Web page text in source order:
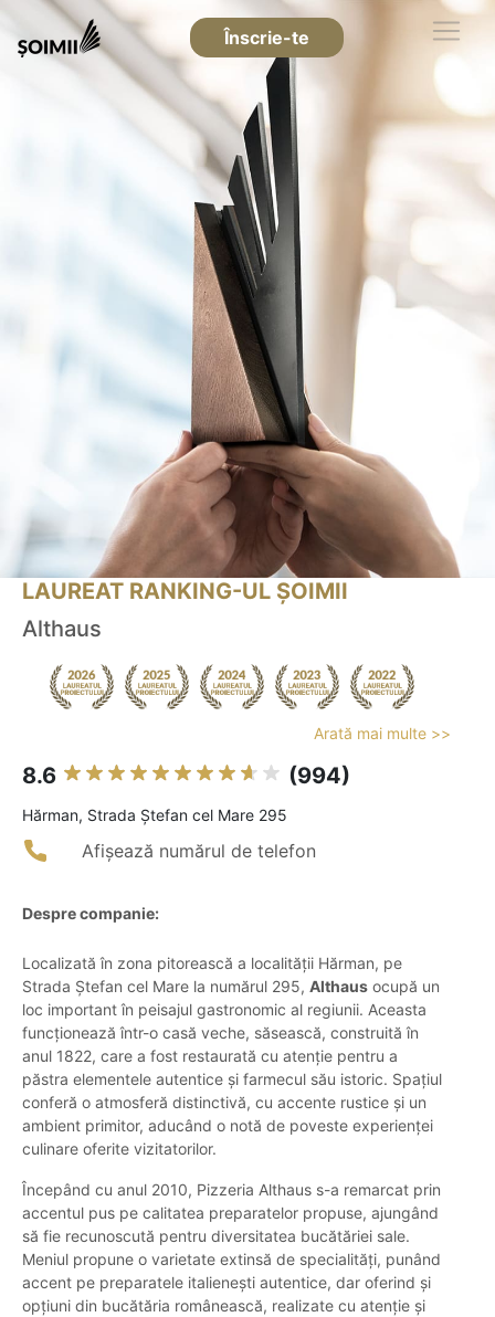
Înscrie-te
LAUREAT RANKING-UL ȘOIMII
Althaus
Arată mai multe >>
8.6 (994)
Hărman, Strada Ștefan cel Mare 295
Afișează numărul de telefon
Despre companie:
Localizată în zona pitorească a localității Hărman, pe
Strada Ștefan cel Mare la numărul 295, Althaus ocupă un
loc important în peisajul gastronomic al regiunii. Aceasta
funcționează într-o casă veche, săsească, construită în
anul 1822, care a fost restaurată cu atenție pentru a
păstra elementele autentice și farmecul său istoric. Spațiul
conferă o atmosferă distinctivă, cu accente rustice și un
ambient primitor, aducând o notă de poveste experienței
culinare oferite vizitatorilor.
Începând cu anul 2010, Pizzeria Althaus s-a remarcat prin
accentul pus pe calitatea preparatelor propuse, ajungând
să fie recunoscută pentru diversitatea bucătăriei sale.
Meniul propune o varietate extinsă de specialități, punând
accent pe preparatele italienești autentice, dar oferind și
opțiuni din bucătăria românească, realizate cu atenție și